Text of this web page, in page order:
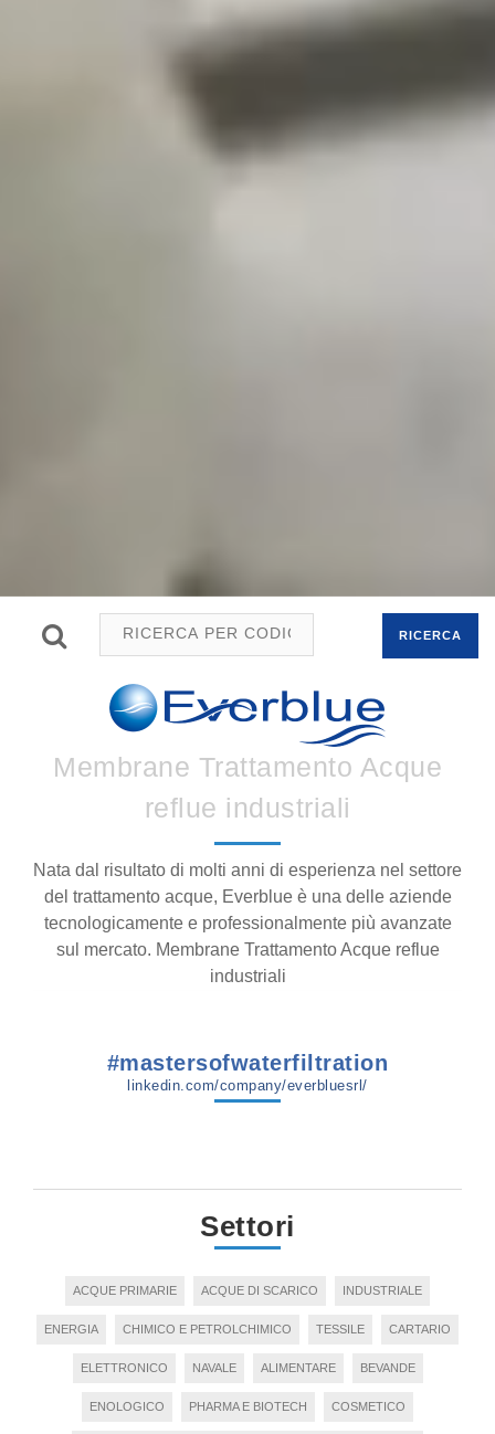
RICERCA
Membrane Trattamento Acque
reflue industriali
Nata dal risultato di molti anni di esperienza nel settore
del trattamento acque, Everblue è una delle aziende
tecnologicamente e professionalmente più avanzate
sul mercato. Membrane Trattamento Acque reflue
industriali
#mastersofwaterfiltration
linkedin.com/company/everbluesrl/
Settori
ACQUE PRIMARIE ACQUE DI SCARICO INDUSTRIALE
ENERGIA CHIMICO E PETROLCHIMICO TESSILE CARTARIO
ELETTRONICO NAVALE ALIMENTARE BEVANDE
ENOLOGICO PHARMA E BIOTECH COSMETICO